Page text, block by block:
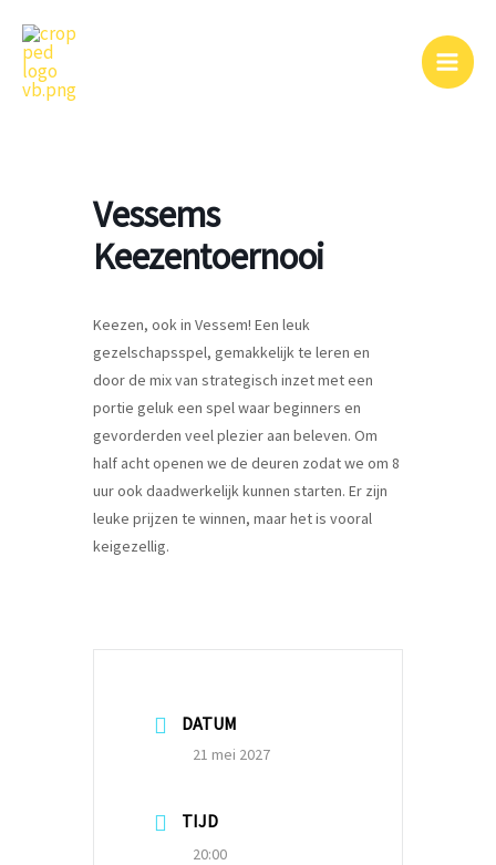
naar
inhoud
Vessems
Keezentoernooi
Keezen, ook in Vessem! Een leuk
gezelschapsspel, gemakkelijk te leren en
door de mix van strategisch inzet met een
portie geluk een spel waar beginners en
gevorderden veel plezier aan beleven. Om
half acht openen we de deuren zodat we om 8
uur ook daadwerkelijk kunnen starten. Er zijn
leuke prijzen te winnen, maar het is vooral
keigezellig.
DATUM
21 mei 2027
TIJD
20:00